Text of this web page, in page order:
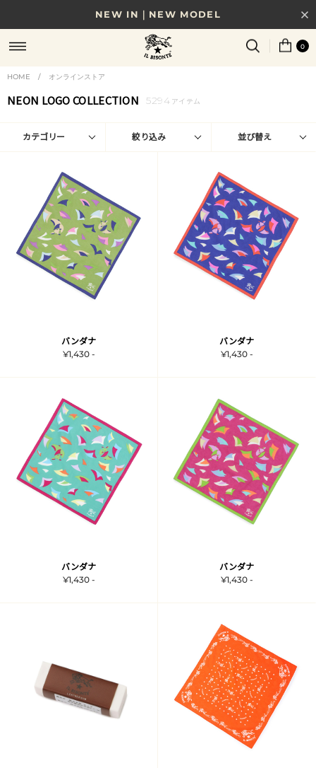
NEW IN｜NEW MODEL
8/17(月)10時まで｜税込11,000円以上で送料無料
贈る相手やシーンから選べる、新しいギフトガイド
NEW IN｜COLOR LEATHER
0
HOME / オンラインストア
NEON LOGO COLLECTION 5294 アイテム
カテゴリー 絞り込み 並び替え
バンダナ
¥1,430 -
バンダナ
¥1,430 -
バンダナ
¥1,430 -
バンダナ
¥1,430 -